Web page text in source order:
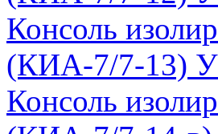
Консоль
(КИА-7/7-13)
Консоль